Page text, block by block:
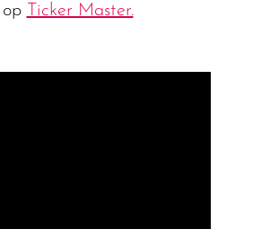
Ticker Master.